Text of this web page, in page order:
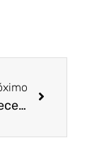
Grussaí recebe o VI Arraiá Gastronômico neste fim de semana